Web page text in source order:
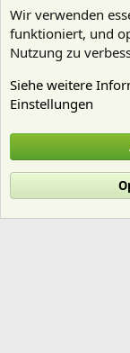
Cookies
R
Wir verwenden
funktioniert, und
Nutzung zu
Siehe weitere
Einstellungen